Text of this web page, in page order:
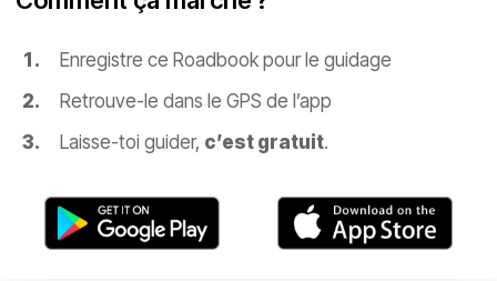
Enregistre ce Roadbook pour le guidage
Retrouve-le dans le GPS de l’app
Laisse-toi guider, c’est gratuit.